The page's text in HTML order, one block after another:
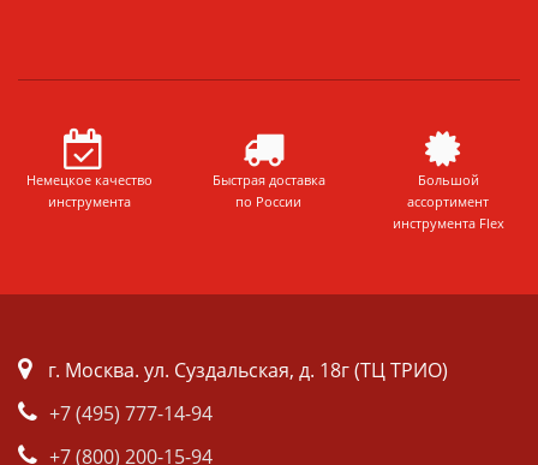
Немецкое качество
инструмента
Быстрая доставка
по России
Большой
ассортимент
инструмента Flex
г. Москва. ул. Суздальская, д. 18г (ТЦ ТРИО)
+7 (495) 777-14-94
+7 (800) 200-15-94